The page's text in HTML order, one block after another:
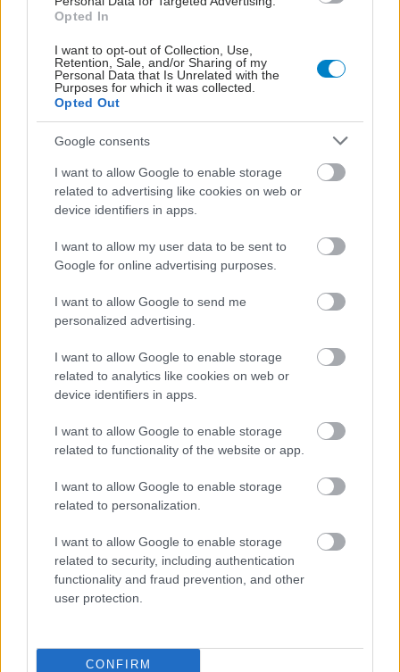
Opted In
I want to opt-out of Collection, Use,
Retention, Sale, and/or Sharing of my
Personal Data that Is Unrelated with the
Purposes for which it was collected.
Opted Out
Google consents
I want to allow Google to enable storage
related to advertising like cookies on web or
device identifiers in apps.
I want to allow my user data to be sent to
Google for online advertising purposes.
I want to allow Google to send me
personalized advertising.
I want to allow Google to enable storage
related to analytics like cookies on web or
device identifiers in apps.
I want to allow Google to enable storage
related to functionality of the website or app.
I want to allow Google to enable storage
related to personalization.
I want to allow Google to enable storage
related to security, including authentication
functionality and fraud prevention, and other
user protection.
CONFIRM
ΔΙΑΒΑΣΤΕ ΑΚΟΜΑ
Σκληροθεραπεία: Μια
εξάλειψη των
αντιμετώπιση
Laser πρέπει να
προηγείται της
άκρων στις γυναίκες: